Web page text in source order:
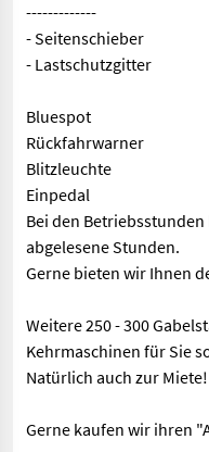
-------------
- Seitenschieber
- Lastschutzgitter
Bluespot
Rückfahrwarner
Blitzleuchte
Einpedal
Bei den
abgelesene Stunden.
Gerne bieten wir Ihnen
Weitere 250 - 300
Kehrmaschinen für Sie
Natürlich auch zur Miete!
Gerne kaufen wir ihren